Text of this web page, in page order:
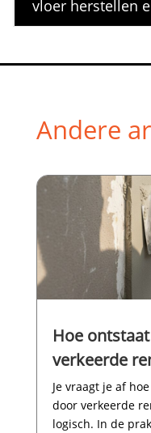
vloer herstellen
Andere
Hoe
verkeerde
Je vraagt je af
door verkeerde
logisch.​ In de